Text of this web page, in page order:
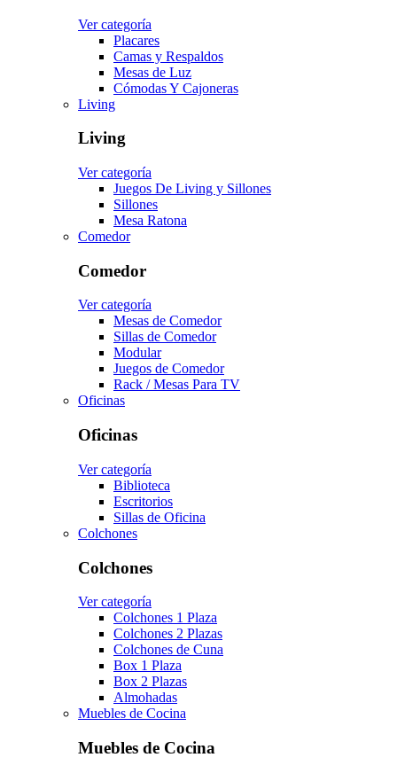
Ver categoría
Placares
Camas y Respaldos
Mesas de Luz
Cómodas Y Cajoneras
Living
Living
Ver categoría
Juegos De Living y Sillones
Sillones
Mesa Ratona
Comedor
Comedor
Ver categoría
Mesas de Comedor
Sillas de Comedor
Modular
Juegos de Comedor
Rack / Mesas Para TV
Oficinas
Oficinas
Ver categoría
Biblioteca
Escritorios
Sillas de Oficina
Colchones
Colchones
Ver categoría
Colchones 1 Plaza
Colchones 2 Plazas
Colchones de Cuna
Box 1 Plaza
Box 2 Plazas
Almohadas
Muebles de Cocina
Muebles de Cocina